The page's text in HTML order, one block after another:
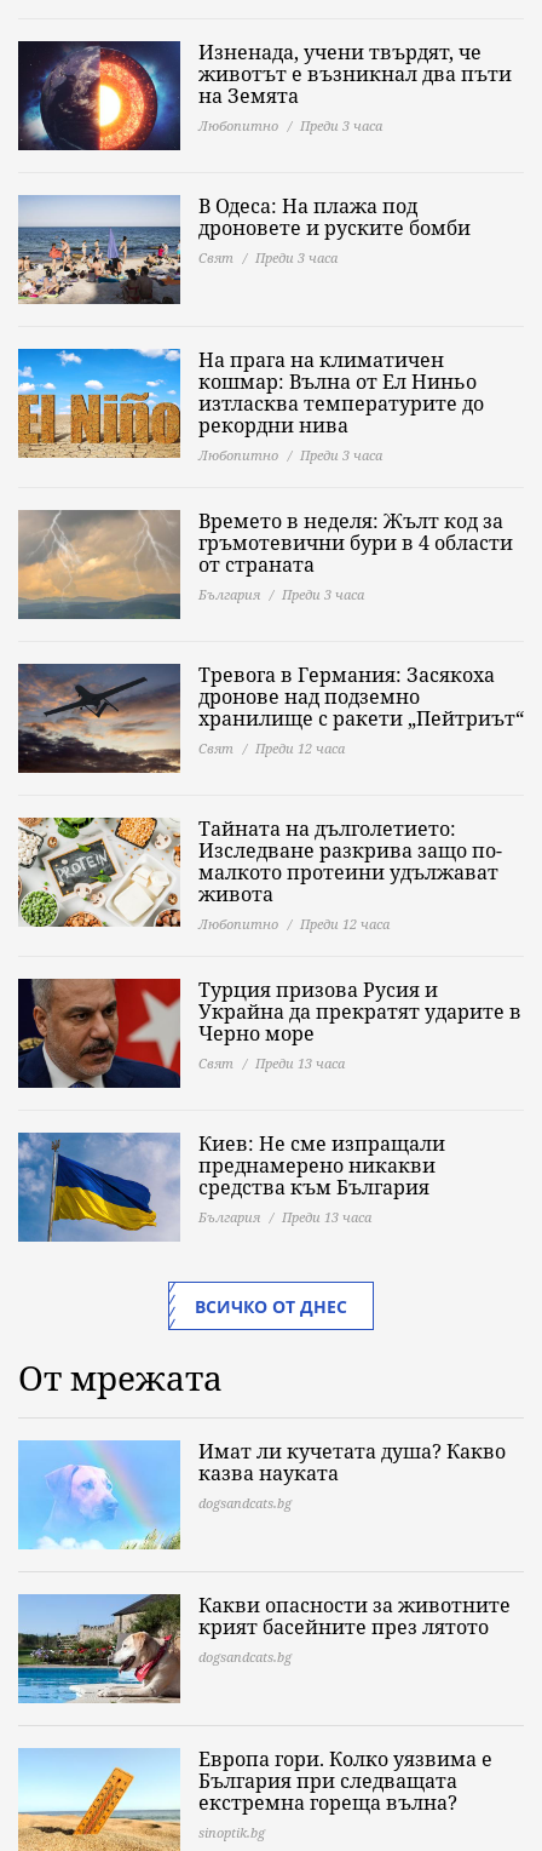
Изненада, учени твърдят, че
животът е възникнал два пъти
на Земята
Любопитно Преди 3 часа
В Одеса: На плажа под
дроновете и руските бомби
Свят Преди 3 часа
На прага на климатичен
кошмар: Вълна от Ел Ниньо
изтласква температурите до
рекордни нива
Любопитно Преди 3 часа
Времето в неделя: Жълт код за
гръмотевични бури в 4 области
от страната
България Преди 3 часа
Тревога в Германия: Засякоха
дронове над подземно
хранилище с ракети „Пейтриът“
Свят Преди 12 часа
Тайната на дълголетието:
Изследване разкрива защо по-
малкото протеини удължават
живота
Любопитно Преди 12 часа
Турция призова Русия и
Украйна да прекратят ударите в
Черно море
Свят Преди 13 часа
Киев: Не сме изпращали
преднамерено никакви
средства към България
България Преди 13 часа
ВСИЧКО ОТ ДНЕС
От мрежата
Имат ли кучетата душа? Какво
казва науката
dogsandcats.bg
Какви опасности за животните
крият басейните през лятото
dogsandcats.bg
Европа гори. Колко уязвима е
България при следващата
екстремна гореща вълна?
sinoptik.bg